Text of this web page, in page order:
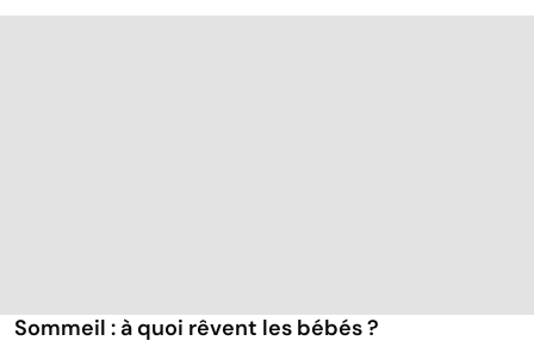
Sommeil : à quoi rêvent les bébés ?